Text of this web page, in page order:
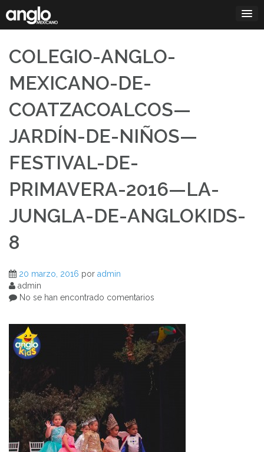
contenido
COLEGIO-ANGLO-
MEXICANO-DE-
COATZACOALCOS—
JARDÍN-DE-NIÑOS—
FESTIVAL-DE-
PRIMAVERA-2016—LA-
JUNGLA-DE-ANGLOKIDS-
8
20 marzo, 2016 por admin
admin
No se han encontrado comentarios